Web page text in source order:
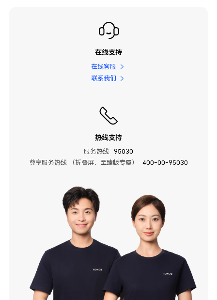
在线支持
在线客服
联系我们
热线支持
服务热线
95030
尊享服务热线 （折叠屏、至臻版专属）
400-00-95030